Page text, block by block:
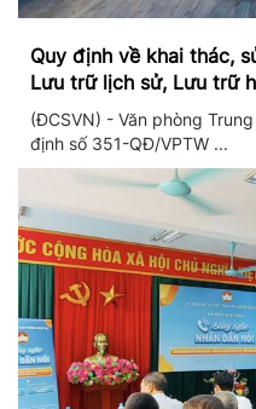
Quy định về khai thác,
Lưu trữ lịch sử, Lưu trữ
Đảng và Văn phòng
(ĐCSVN) - Văn phòng
định số 351-QĐ/VPTW ...